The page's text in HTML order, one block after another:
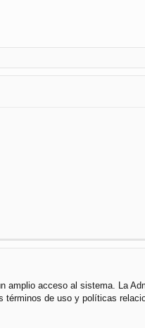
acceso al sistema. La
de uso y políticas